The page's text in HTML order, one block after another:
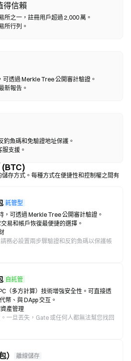
得信賴
所之一，註冊用戶超過 2,000 萬。
所行列。
透過 Merkle Tree 公開審計驗證。
新報告。
釣魚碼和免驗證地址保護。
支援。
存方式。每種方式在便捷性和控制權之間有
託管型
，可透過 Merkle Tree 公開審計驗證。
易和帳戶恢復最便捷的選擇。
務必設置兩步驟驗證和反釣魚碼以保護帳
自託管
（多方計算）技術增強安全性。可直接透
幣、與 DApp 交互。
產管理
一旦丟失，Gate 或任何人都無法幫您找回
） 離線儲存